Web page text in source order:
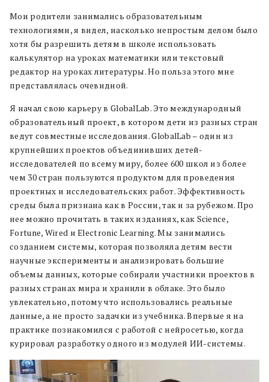
Мои родители занимались образовательным
технологиями, я видел, насколько непростым делом было
хотя бы разрешить детям в школе использовать
калькулятор на уроках математики или текстовый
редактор на уроках литературы. Но польза этого мне
представлялась очевидной.
Я начал свою карьеру в GlobalLab. Это международный
образовательный проект, в котором дети из разных стран
ведут совместные исследования. GlobalLab – один из
крупнейших проектов объединивших детей-
исследователей по всему миру, более 600 школ из более
чем 30 стран пользуются продуктом для проведения
проектных и исследовательских работ. Эффективность
среды была признана как в России, так и за рубежом. Про
нее можно прочитать в таких изданиях, как Science,
Fortune, Wired и Electronic Learning. Мы занимались
созданием системы, которая позволяла детям вести
научные эксперименты и анализировать большие
объемы данных, которые собирали участники проектов в
разных странах мира и хранили в облаке. Это было
увлекательно, потому что использовались реальные
данные, а не просто задачки из учебника. Впервые я на
практике познакомился с работой с нейросетью, когда
курировал разработку одного из модулей ИИ-системы.